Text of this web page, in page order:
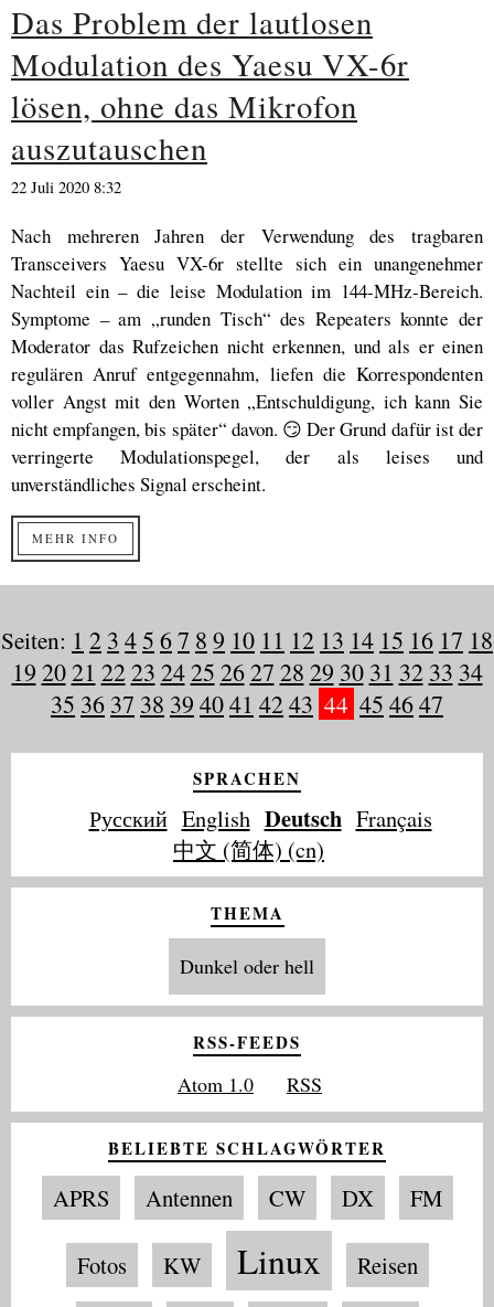
Das Problem der lautlosen
Modulation des Yaesu VX-6r
lösen, ohne das Mikrofon
auszutauschen
22 Juli 2020 8:32
Nach mehreren Jahren der Verwendung des tragbaren
Transceivers Yaesu VX-6r stellte sich ein unangenehmer
Nachteil ein – die leise Modulation im 144-MHz-Bereich.
Symptome – am „runden Tisch“ des Repeaters konnte der
Moderator das Rufzeichen nicht erkennen, und als er einen
regulären Anruf entgegennahm, liefen die Korrespondenten
voller Angst mit den Worten „Entschuldigung, ich kann Sie
nicht empfangen, bis später“ davon. 😏 Der Grund dafür ist der
verringerte Modulationspegel, der als leises und
unverständliches Signal erscheint.
MEHR INFO
Seiten: 1 2 3 45 67 8 9 10 11 12 13 14 15 16 17 18
19 2021 2223 2425 2627 28 29 30 31 32 33 34
35 36 37 38 39 4041 4243 44 45 4647
SPRACHEN
Русский English Deutsch Français
中文 (简体) (cn)
THEMA
Dunkel oder hell
RSS-FEEDS
Atom 1.0 RSS
BELIEBTE SCHLAGWÖRTER
APRS Antennen CW DX FM
Fotos KW Linux
Reisen